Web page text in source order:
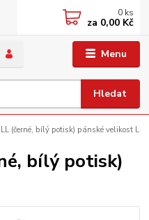
Menu
Hledat
0 ks
za 0,00 Kč
(černé, bílý potisk) pánské velikost L
bílý potisk)